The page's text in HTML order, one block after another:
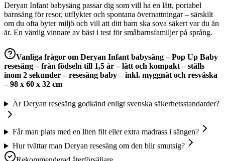
Deryan Infant babysäng passar dig som vill ha en lätt, portabel
barnsäng för resor, utflykter och spontana övernattningar – särskilt
om du ofta byter miljö och vill att ditt barn ska sova säkert var du än
är. En värdig vinnare av bäst i test för småbarnsfamiljer på språng.
Vanliga frågor om Deryan Infant babysäng – Pop Up Baby
resesäng – från födseln till 1,5 år – lätt och kompakt – ställs
inom 2 sekunder – resesäng baby – inkl. myggnät och resväska
– 98 x 60 x 32 cm
Är Deryan resesäng godkänd enligt svenska säkerhetsstandarder?
Får man plats med en liten filt eller extra madrass i sängen?
Hur tvättar man Deryan resesäng om den blir smutsig?